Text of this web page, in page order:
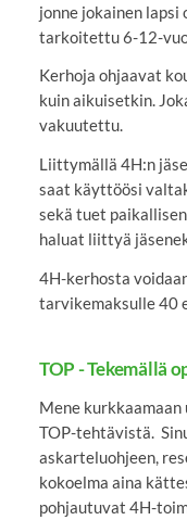
jonne jokainen
tarkoitettu 6-12-
Kerhoja ohjaavat
kuin aikuisetkin.
vakuutettu.
Liittymällä 4H:n
saat käyttöösi
sekä tuet
haluat liittyä
4H-kerhosta
tarvikemaksulle 40
TOP - Tekemällä
Mene
TOP-tehtävistä.
askarteluohjeen,
kokoelma aina
pohjautuvat 4H-